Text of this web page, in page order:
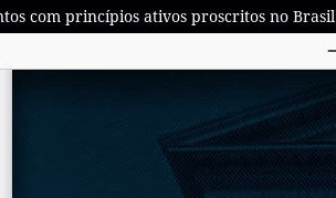
com princípios ativos proscritos no Brasil